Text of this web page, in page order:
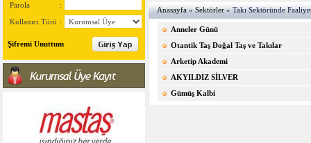
Parola :
Kullanıcı Türü :
Şifremi Unuttum
Anasayfa»Sektörler» Takı Sektöründe
Anneler Günü
Otantik Taş Doğal Taş ve Takılar
Arketip Akademi
AKYILDIZ SİLVER
Gümüş Kalbi